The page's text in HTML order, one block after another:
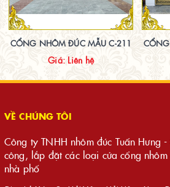
CỔNG NHÔM ĐÚC MẪU C-211
Giá: Liên hệ
VỀ CHÚNG TÔI
Công ty TNHH nhôm đúc Tuấn Hưng
công, lắp đặt các loại cửa cổng
nhà phố